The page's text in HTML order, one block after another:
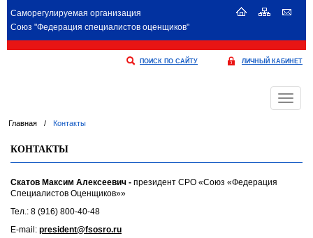
Саморегулируемая организация
Союз "Федерация специалистов оценщиков"
ПОИСК ПО САЙТУ ЛИЧНЫЙ КАБИНЕТ
Меню
Главная / Контакты
КОНТАКТЫ
Скатов Максим Алексеевич - президент СРО «Союз «Федерация
Специалистов Оценщиков»»
Тел.: 8 (916) 800-40-48
E-mail: president@fsosro.ru